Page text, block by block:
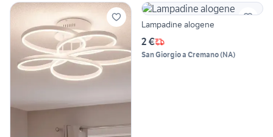
Lampadine alogene
2 €
San Giorgio a Cremano(NA)